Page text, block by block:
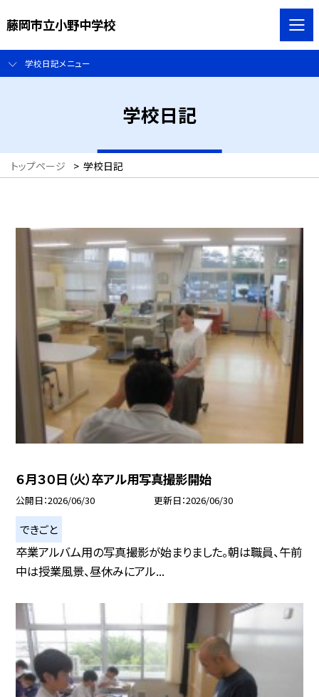
藤岡市立小野中学校
学校日記メニュー
学校日記
トップページ > 学校日記
６月３０日（火）卒アル用写真撮影開始
公開日 2026/06/30 更新日 2026/06/30
できごと
卒業アルバム用の写真撮影が始まりました。朝は職員、午前
中は授業風景、昼休みにアル...